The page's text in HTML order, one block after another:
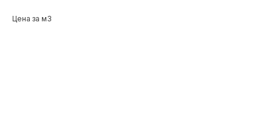
Цена за м3